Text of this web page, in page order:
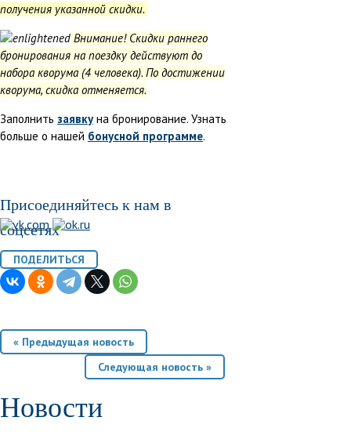
получения указанной скидки.
Внимание! Скидки раннего
бронирования на поездку действуют до
набора кворума (4 человека). По достижении
кворума, скидка отменяется.
Заполнить заявкуна бронирование. Узнать
больше о нашей бонусной программе.
Присоединяйтесь к нам в
соцсетях
« Предыдущая новость
Следующая новость »
Новости